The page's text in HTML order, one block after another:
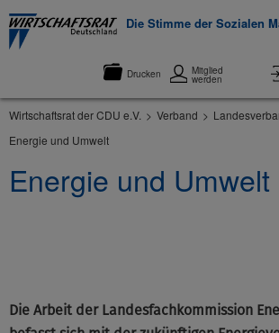
Die Stimme der Sozialen
Drucken Mitglied
werden
Wirtschaftsrat der CDU e.V. Verband
Energie und Umwelt
Energie und Umwelt
Die Arbeit der Landesfachkommission